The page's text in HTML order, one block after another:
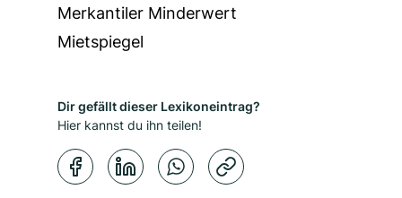
Merkantiler Minderwert
Mietspiegel
Dir gefällt dieser Lexikoneintrag?
Hier kannst du ihn teilen!